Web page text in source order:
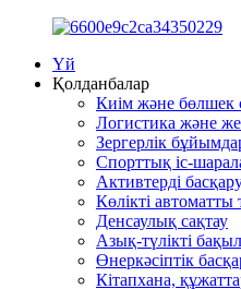
Үй
Қолданбалар
Киім және бөлшек
Логистика және
Зергерлік
Спорттық іс-
Активтерді
Көлікті автоматты
Денсаулық сақтау
Азық-түлікті
Өнеркәсіптік
Кітапхана,